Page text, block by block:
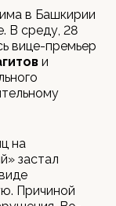
в Башкирии
В среду, 28
вице-премьер
и
на
застал
Причиной